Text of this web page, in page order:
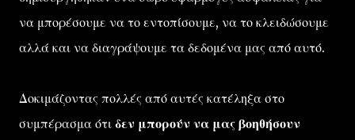
να μπορέσουμε να το εντοπίσουμε, να το κλειδώσουμε
αλλά και να διαγράψουμε τα δεδομένα μας από αυτό.
Δοκιμάζοντας πολλές από αυτές κατέληξα στο
συμπέρασμα ότι δεν μπορούν να μας βοηθήσουν